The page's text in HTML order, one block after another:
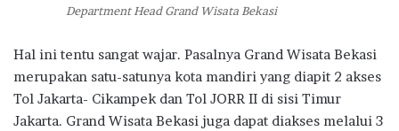
Department Head Grand Wisata Bekasi
Hal ini tentu sangat wajar. Pasalnya Grand Wisata Bekasi
merupakan satu-satunya kota mandiri yang diapit 2 akses
Tol Jakarta- Cikampek dan Tol JORR II di sisi Timur
Jakarta. Grand Wisata Bekasi juga dapat diakses melalui 3